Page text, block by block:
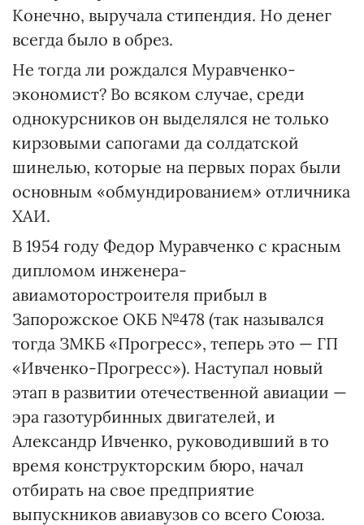
Конечно, выручала стипендия. Но денег
всегда было в обрез.
Не тогда ли рождался Муравченко-
экономист? Во всяком случае, среди
однокурсников он выделялся не только
кирзовыми сапогами да солдатской
шинелью, которые на первых порах были
основным «обмундированием» отличника
ХАИ.
В 1954 году Федор Муравченко с красным
дипломом инженера-
авиамоторостроителя прибыл в
Запорожское ОКБ №478 (так назывался
тогда ЗМКБ «Прогресс», теперь это — ГП
«Ивченко-Прогресс»). Наступал новый
этап в развитии отечественной авиации —
эра газотурбинных двигателей, и
Александр Ивченко, руководивший в то
время конструкторским бюро, начал
отбирать на свое предприятие
выпускников авиавузов со всего Союза.